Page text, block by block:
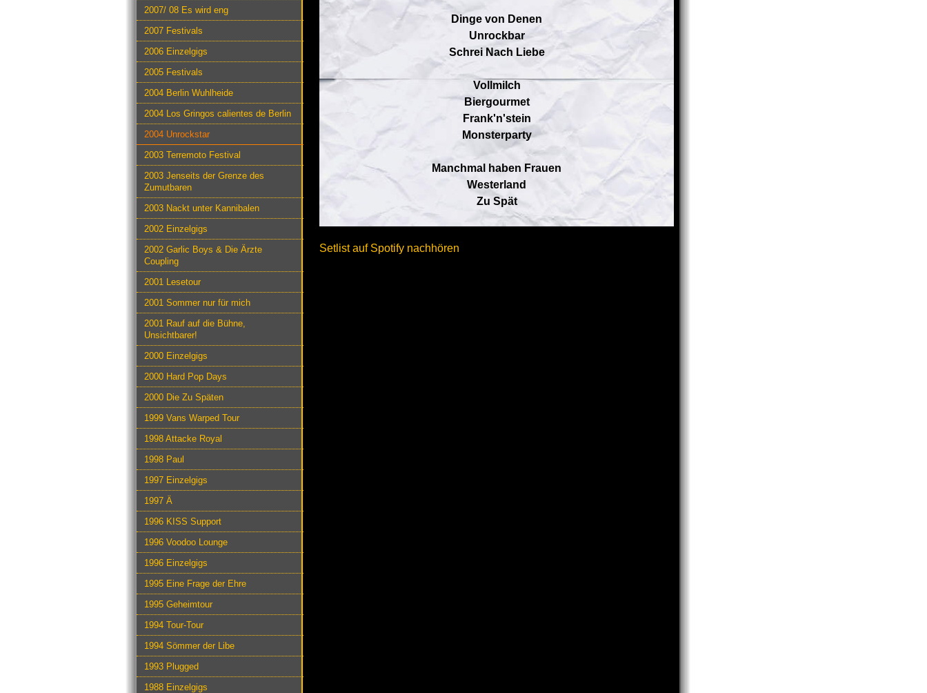
2007/ 08 Es wird eng
2007 Festivals
2006 Einzelgigs
2005 Festivals
2004 Berlin Wuhlheide
2004 Los Gringos calientes de Berlin
2004 Unrockstar
2003 Terremoto Festival
2003 Jenseits der Grenze des
Zumutbaren
2003 Nackt unter Kannibalen
2002 Einzelgigs
2002 Garlic Boys & Die Ärzte
Coupling
2001 Lesetour
2001 Sommer nur für mich
2001 Rauf auf die Bühne,
Unsichtbarer!
2000 Einzelgigs
2000 Hard Pop Days
2000 Die Zu Späten
1999 Vans Warped Tour
1998 Attacke Royal
1998 Paul
1997 Einzelgigs
1997 Ä
1996 KISS Support
1996 Voodoo Lounge
1996 Einzelgigs
1995 Eine Frage der Ehre
1995 Geheimtour
1994 Tour-Tour
1994 Sömmer der Libe
1993 Plugged
1988 Einzelgigs
Dinge von Denen
Unrockbar
Schrei Nach Liebe
Vollmilch
Biergourmet
Frank'n'stein
Monsterparty
Manchmal haben Frauen
Westerland
Zu Spät
Setlist auf Spotify nachhören